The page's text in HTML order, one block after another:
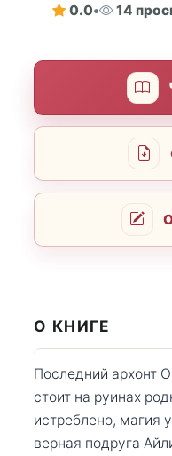
0.0• 14
О КНИГЕ
Последний архонт
стоит на руинах
истреблено, магия
верная подруга